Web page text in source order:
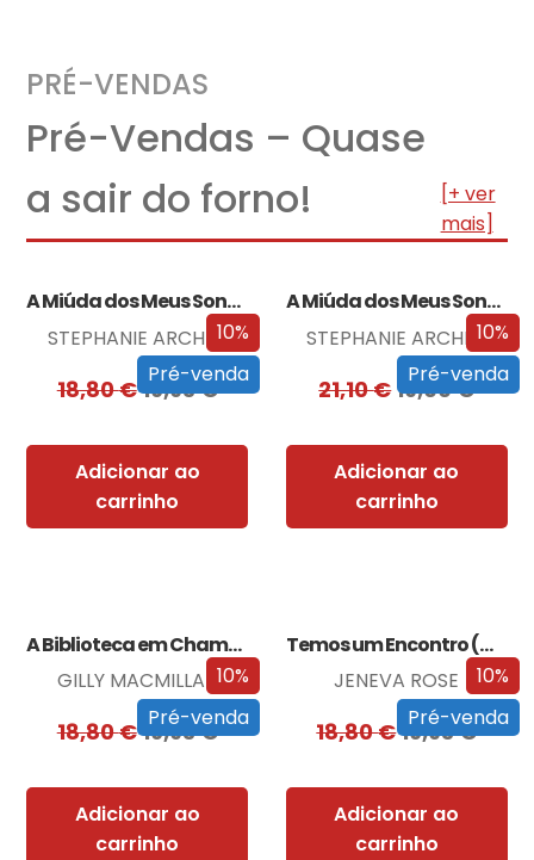
PRÉ-VENDAS
Pré-Vendas – Quase
a sair do forno!
[+ ver
mais]
10%
Pré-venda
A Miúda dos Meus Sonhos
STEPHANIE ARCHER
18,80€16,93€
Adicionar ao
carrinho
10%
Pré-venda
A Miúda dos Meus Sonhos – Edição…
STEPHANIE ARCHER
21,10€19,00€
Adicionar ao
carrinho
10%
Pré-venda
A Biblioteca em Chamas
GILLY MACMILLAN
18,80€16,93€
Adicionar ao
carrinho
10%
Pré-venda
Temos um Encontro (Outra Vez)
JENEVA ROSE
18,80€16,93€
Adicionar ao
carrinho